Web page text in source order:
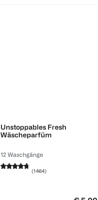
Unstoppables Fresh
Wäscheparfüm
12 Waschgänge
(1464)